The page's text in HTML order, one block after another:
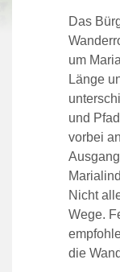
Das
um
Länge
und
vorbei
Nicht
Wege.
die